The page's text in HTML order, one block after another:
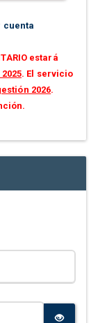
cuenta
estará
. El servicio
2026.